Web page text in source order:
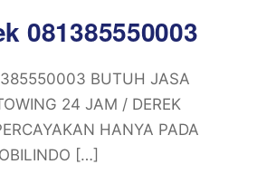
081385550003
BUTUH JASA
24 JAM / DEREK
HANYA PADA
[…]